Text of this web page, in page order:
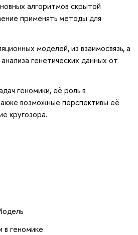
алгоритмов скрытой
применять методы для
моделей, из взаимосвязь, а
генетических данных от
геномики, её роль в
возможные перспективы её
кругозора.
геномике